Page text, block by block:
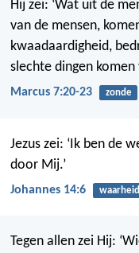
Hij zei: ‘Wat uit de
van de mensen,
kwaadaardigheid,
slechte dingen komen
Marcus 7:20-23 zonde
Jezus zei: ‘Ik ben de
door Mij.’
Johannes 14:6 waarheid
Tegen allen zei Hij: